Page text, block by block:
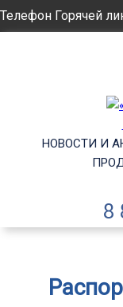
Телефон Горячей
НОВОСТИ И
8